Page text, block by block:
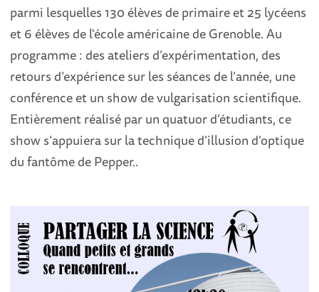
parmi lesquelles 130 élèves de primaire et 25 lycéens
et 6 élèves de l'école américaine de Grenoble. Au
programme : des ateliers d’expérimentation, des
retours d’expérience sur les séances de l’année, une
conférence et un show de vulgarisation scientifique.
Entièrement réalisé par un quatuor d’étudiants, ce
show s’appuiera sur la technique d’illusion d’optique
du fantôme de Pepper..